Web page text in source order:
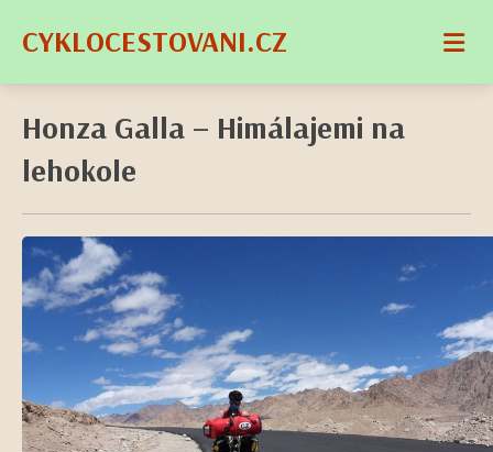
CYKLOCESTOVANI.CZ
Honza Galla – Himálajemi na
lehokole